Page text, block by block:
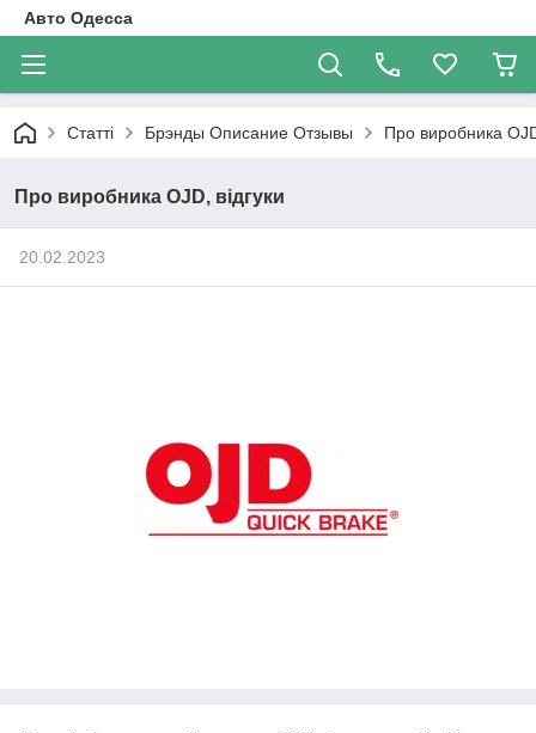
Авто Одесса
Статті Брэнды Описание Отзывы Про виробника
Про виробника OJD, відгуки
20.02.2023